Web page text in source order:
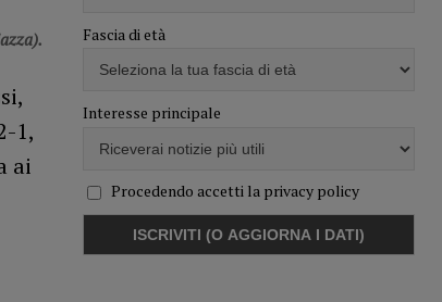
1,
ai
Fascia di età
Interesse principale
Procedendo accetti la privacy policy